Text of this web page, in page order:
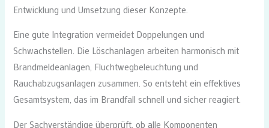
Entwicklung und Umsetzung dieser Konzepte.
Eine gute Integration vermeidet Doppelungen und
Schwachstellen. Die Löschanlagen arbeiten harmonisch mit
Brandmeldeanlagen, Fluchtwegbeleuchtung und
Rauchabzugsanlagen zusammen. So entsteht ein effektives
Gesamtsystem, das im Brandfall schnell und sicher reagiert.
Der Sachverständige überprüft, ob alle Komponenten